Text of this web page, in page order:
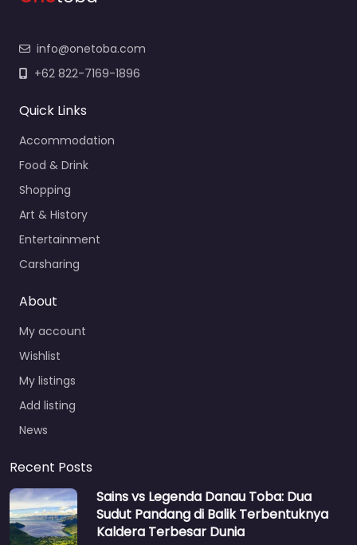
info@onetoba.com
+62 822-7169-1896
Quick Links
Accommodation
Food & Drink
Shopping
Art & History
Entertainment
Carsharing
About
My account
Wishlist
My listings
Add listing
News
Recent Posts
Sains vs Legenda Danau Toba: Dua
Sudut Pandang di Balik Terbentuknya
Kaldera Terbesar Dunia